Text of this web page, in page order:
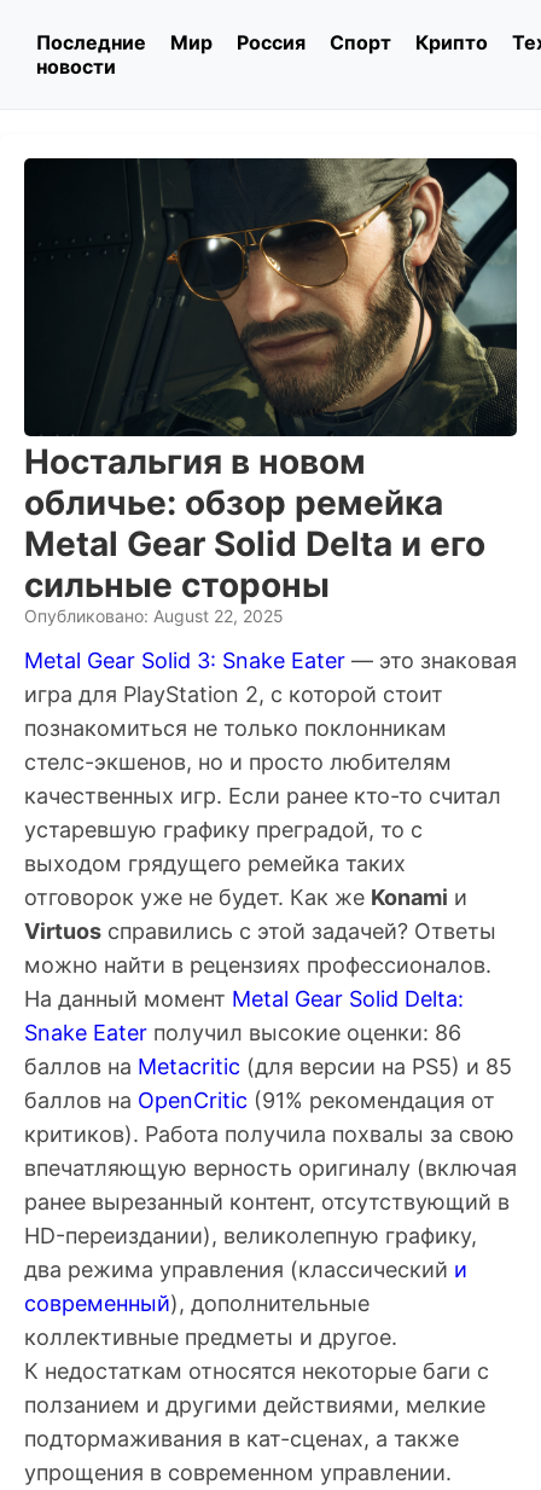
Последние
новости
Мир Россия Спорт Крипто
Ностальгия в новом
обличье: обзор ремейка
Metal Gear Solid Delta и его
сильные стороны
Опубликовано: August 22, 2025
Metal Gear Solid 3: Snake Eater — это знаковая
игра для PlayStation 2, с которой стоит
познакомиться не только поклонникам
стелс-экшенов, но и просто любителям
качественных игр. Если ранее кто-то считал
устаревшую графику преградой, то с
выходом грядущего ремейка таких
отговорок уже не будет. Как же Konami и
Virtuos справились с этой задачей? Ответы
можно найти в рецензиях профессионалов.
На данный момент Metal Gear Solid Delta:
Snake Eater получил высокие оценки: 86
баллов на Metacritic (для версии на PS5) и 85
баллов на OpenCritic (91% рекомендация от
критиков). Работа получила похвалы за свою
впечатляющую верность оригиналу (включая
ранее вырезанный контент, отсутствующий в
HD-переиздании), великолепную графику,
два режима управления (классический и
современный), дополнительные
коллективные предметы и другое.
К недостаткам относятся некоторые баги с
ползанием и другими действиями, мелкие
подтормаживания в кат-сценах, а также
упрощения в современном управлении.